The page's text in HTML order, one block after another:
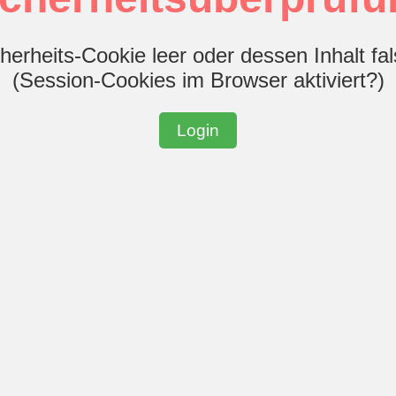
Cookie leer oder dessen Inhalt
(Session-Cookies im Browser aktiviert?)
Login